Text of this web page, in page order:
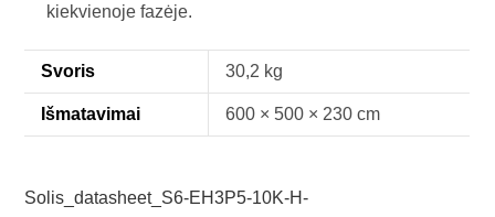
kiekvienoje fazėje.
Svoris 30,2 kg
Išmatavimai 600 × 500 × 230 cm
Solis_datasheet_S6-EH3P5-10K-H-